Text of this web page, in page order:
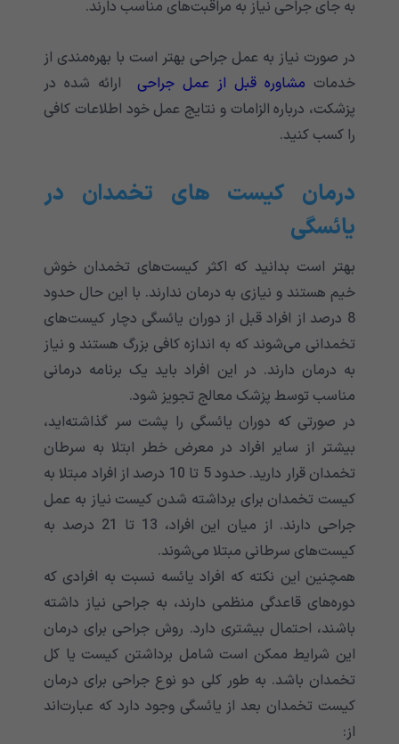
به جای جراحی نیاز به مراقبت‌های مناسب دارند.
در صورت نیاز به عمل جراحی بهتر است با بهره‌مندی از
خدمات مشاوره قبل از عمل جراحی
ارائه شده در
پزشکت، درباره الزامات و نتایج عمل خود اطلاعات کافی
را کسب کنید.
درمان کیست ‌های تخمدان در
یائسگی
بهتر است بدانید که اکثر کیست‌های تخمدان خوش
خیم هستند و نیازی به درمان ندارند. با این حال حدود
8 درصد از افراد قبل از دوران یائسگی دچار کیست‌های
تخمدانی می‌شوند که به اندازه کافی بزرگ هستند و نیاز
به درمان دارند. در این افراد باید یک برنامه درمانی
مناسب توسط پزشک معالج تجویز شود.
در صورتی که دوران یائسگی را پشت سر گذاشته‌اید،
بیشتر از سایر افراد در معرض خطر ابتلا به سرطان
تخمدان قرار دارید. حدود 5 تا 10 درصد از افراد مبتلا به
کیست تخمدان برای برداشته شدن کیست نیاز به عمل
جراحی دارند. از میان این افراد، 13 تا 21 درصد به
کیست‌های سرطانی مبتلا می‌شوند.
همچنین این نکته که افراد یائسه نسبت به افرادی که
دوره‌های قاعدگی منظمی دارند، به جراحی نیاز داشته
باشند، احتمال بیشتری دارد. روش جراحی برای درمان
این شرایط ممکن است شامل برداشتن کیست یا کل
تخمدان باشد. به طور کلی دو نوع جراحی برای درمان
کیست تخمدان بعد از یائسگی وجود دارد که عبارت‌اند
از: